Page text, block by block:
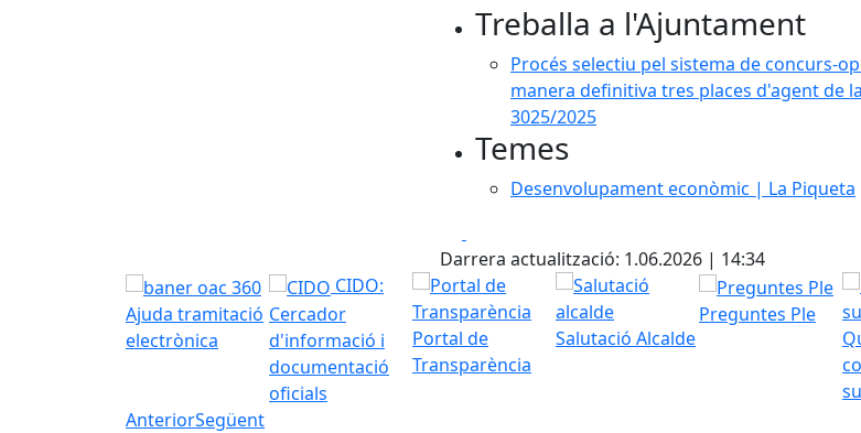
Treballa a l'Ajuntament
Procés selectiu pel sistema de concurs-
manera definitiva tres places d'agent de
3025/2025
Temes
Desenvolupament econòmic | La Piqueta
Darrera actualització: 1.06.2026 | 14:34
Ajuda tramitació
electrònica
CIDO:
Cercador
d'informació i
documentació
oficials
Portal de
Transparència
Salutació Alcalde
Preguntes Ple
AnteriorSegüent